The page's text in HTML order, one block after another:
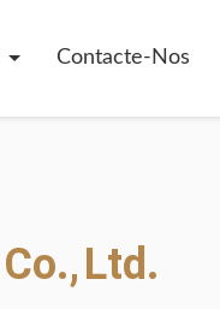
Contacte-Nos
Co.,Ltd.